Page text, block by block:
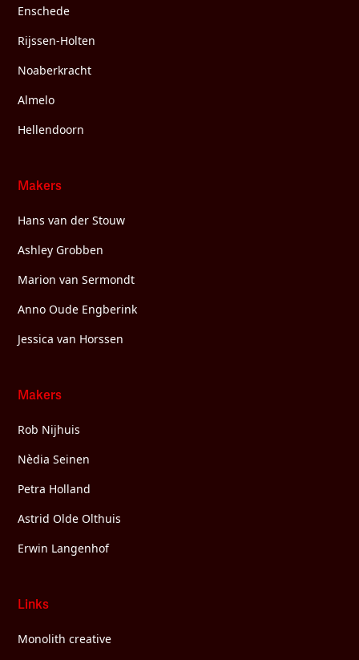
Enschede
Rijssen-Holten
Noaberkracht
Almelo
Hellendoorn
Makers
Hans van der Stouw
Ashley Grobben
Marion van Sermondt
Anno Oude Engberink
Jessica van Horssen
Makers
Rob Nijhuis
Nèdia Seinen
Petra Holland
Astrid Olde Olthuis
Erwin Langenhof
Links
Monolith creative